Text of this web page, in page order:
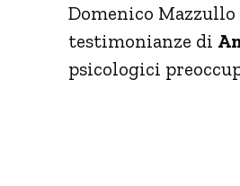
Domenico Mazzullo
testimonianze di
psicologici